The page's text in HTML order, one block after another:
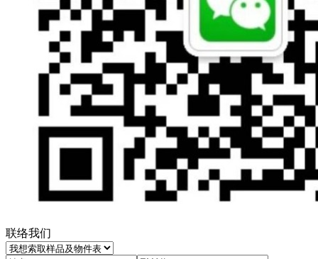
联络我们